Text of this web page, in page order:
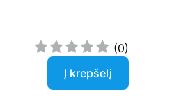
(0)
Į krepšelį